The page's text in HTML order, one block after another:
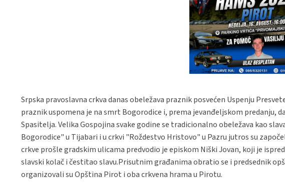
Srpska pravoslavna crkva danas obeležava praznik posvećen Uspenju
praznik uspomena je na smrt Bogorodice i, prema jevanđeljskom predanju,
Spasitelja. Velika Gospojina svake godine se tradicionalno obeležava kao
Bogorodice" u Tijabari i u crkvi "Roždestvo Hristovo" u Pazru jutros su
crkve prošle gradskim ulicama predvodio je episkom Niški Jovan, koji je
slavski kolač i čestitao slavu.Prisutnim građanima obratio se i predsednik
organizovali su Opština Pirot i oba crkvena hrama u Pirotu.